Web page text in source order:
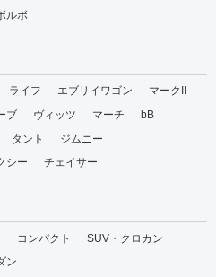
ルボ
ライフ エブリイワゴン
マークII
ブ ヴィッツ マーチ
bB
タント
ジムニー
シー チェイサー
コンパクト
SUV・クロカン
ン